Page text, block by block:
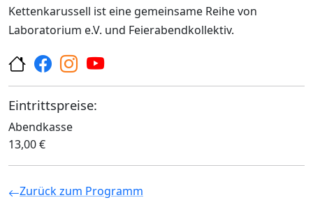
Kettenkarussell ist eine gemeinsame Reihe von
Laboratorium e.V. und Feierabendkollektiv.
Eintrittspreise:
Abendkasse
13,00 €
Zurück zum Programm